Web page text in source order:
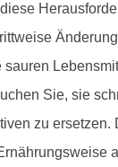
sauren
Sie, sie
zu ersetzen.